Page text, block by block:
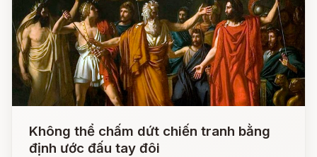
Không thể chấm dứt chiến tranh bằng
định ước đấu tay đôi